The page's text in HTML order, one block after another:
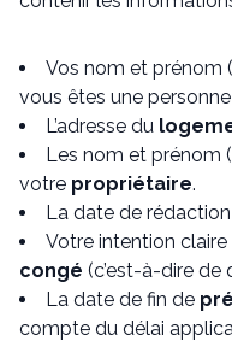
Vos nom et prénom
vous êtes une
L’adresse du
Les nom et prénom
votre propriétaire.
La date de
Votre intention
congé (c’est-à-dire de
La date de fin de
compte du délai